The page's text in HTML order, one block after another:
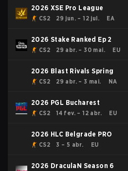
2026 XSE Pro League
CS2 29 jun. – 12 jul. EA
2026 Stake Ranked Ep 2
CS2 29 abr. – 30 mai. EU
2026 Blast Rivals Spring
CS2 29 abr. – 3 mai. NA
2026 PGL Bucharest
CS2 14 fev. – 12 abr. EU
2026 HLC Belgrade PRO
CS2 3 – 5 abr. EU
2026 DraculaN Season 6